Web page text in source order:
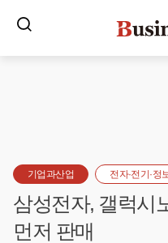
기업과산업 전자·전기·정
삼성전자, 갤럭시
먼저 판매